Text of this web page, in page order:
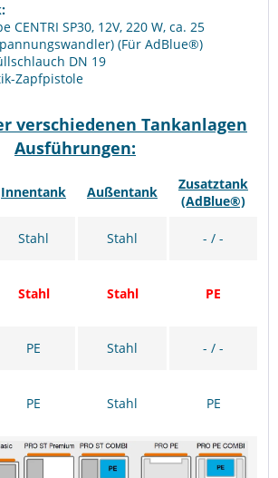
CENTRI SP30, 12V, 220 W, ca. 25
(Für AdBlue®)
DN 19
Zapfpistole
verschiedenen Tankanlagen
Ausführungen:
Innentank Außentank
Zusatztank
(AdBlue®)
Stahl Stahl - / -
Stahl Stahl PE
PE Stahl - / -
PE Stahl PE